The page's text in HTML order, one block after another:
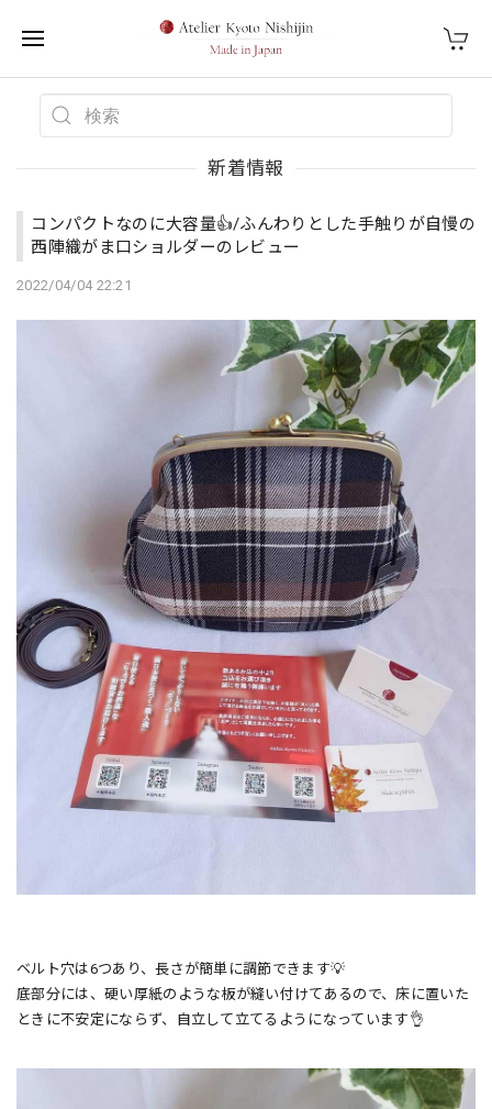
新着情報
コンパクトなのに大容量👍️/ふんわりとした手触りが自慢の
西陣織がま口ショルダーのレビュー
2022/04/04 22:21
ベルト穴は6つあり、長さが簡単に調節できます💡
底部分には、硬い厚紙のような板が縫い付けてあるので、床に置いた
ときに不安定にならず、自立して立てるようになっています👌